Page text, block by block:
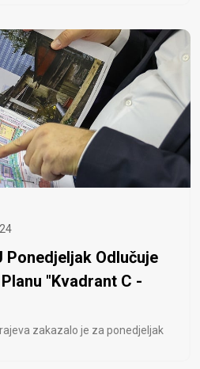
Ponedjeljak Odlučuje
"Kvadrant C -
zakazalo je za ponedjeljak